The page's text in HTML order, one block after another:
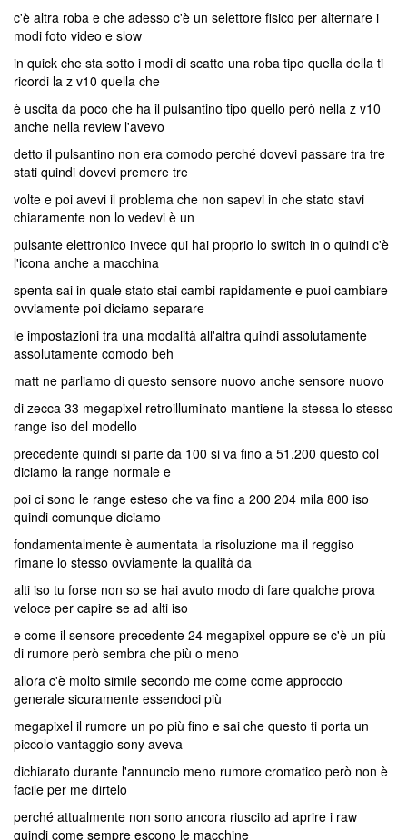
c'è altra roba e che adesso c'è un selettore fisico per alternare i
modi foto video e slow
in quick che sta sotto i modi di scatto una roba tipo quella della ti
ricordi la z v10 quella che
è uscita da poco che ha il pulsantino tipo quello però nella z v10
anche nella review l'avevo
detto il pulsantino non era comodo perché dovevi passare tra tre
stati quindi dovevi premere tre
volte e poi avevi il problema che non sapevi in che stato stavi
chiaramente non lo vedevi è un
pulsante elettronico invece qui hai proprio lo switch in o quindi c'è
l'icona anche a macchina
spenta sai in quale stato stai cambi rapidamente e puoi cambiare
ovviamente poi diciamo separare
le impostazioni tra una modalità all'altra quindi assolutamente
assolutamente comodo beh
matt ne parliamo di questo sensore nuovo anche sensore nuovo
di zecca 33 megapixel retroilluminato mantiene la stessa lo stesso
range iso del modello
precedente quindi si parte da 100 si va fino a 51.200 questo col
diciamo la range normale e
poi ci sono le range esteso che va fino a 200 204 mila 800 iso
quindi comunque diciamo
fondamentalmente è aumentata la risoluzione ma il reggiso
rimane lo stesso ovviamente la qualità da
alti iso tu forse non so se hai avuto modo di fare qualche prova
veloce per capire se ad alti iso
e come il sensore precedente 24 megapixel oppure se c'è un più
di rumore però sembra che più o meno
allora c'è molto simile secondo me come come approccio
generale sicuramente essendoci più
megapixel il rumore un po più fino e sai che questo ti porta un
piccolo vantaggio sony aveva
dichiarato durante l'annuncio meno rumore cromatico però non è
facile per me dirtelo
perché attualmente non sono ancora riuscito ad aprire i raw
quindi come sempre escono le macchine